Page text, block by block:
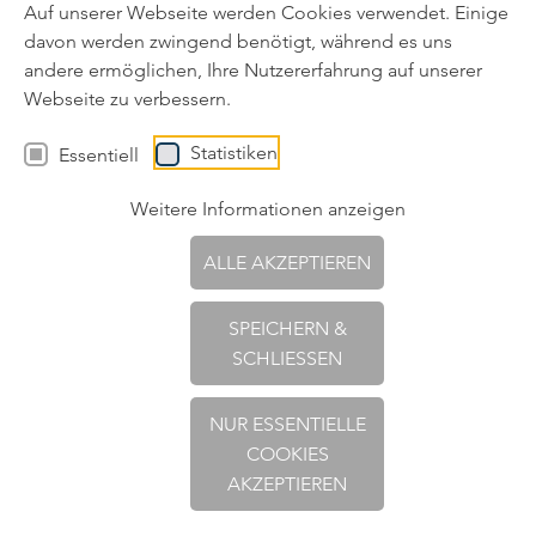
Auf unserer Webseite werden Cookies verwendet. Einige
davon werden zwingend benötigt, während es uns
andere ermöglichen, Ihre Nutzererfahrung auf unserer
Webseite zu verbessern.
Essentiell Statistiken
Weitere Informationen anzeigen
ALLE AKZEPTIEREN
SPEICHERN &
SCHLIESSEN
NUR ESSENTIELLE
COOKIES
AKZEPTIEREN
E-Mail**
Ja, ich stimme dem regelmäßigen Erhalt des
Newsletters des Unternehmens Holzforschung Austria
zu. Das Abo des Newsletters kann jederzeit storniert
werden (sieheDatenschutzerklärung
ABONNIEREN
Datenschutz | AGB | Reklamationen
Hinweis zur Barrierefreiheit
© 2026 Holzforschung Austria